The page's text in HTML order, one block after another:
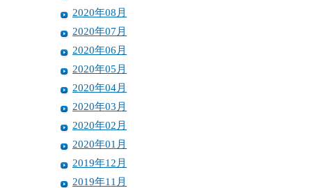
2020年08月
2020年07月
2020年06月
2020年05月
2020年04月
2020年03月
2020年02月
2020年01月
2019年12月
2019年11月